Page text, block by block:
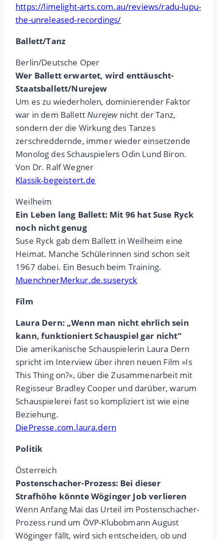
https://limelight-arts.com.au/reviews/radu-lupu-
the-unreleased-recordings/
Ballett/Tanz
Berlin/Deutsche Oper
Wer Ballett erwartet, wird enttäuscht-
Staatsballett/Nurejew
Um es zu wiederholen, dominierender Faktor
war in dem BallettNurejewnicht der Tanz,
sondern der die Wirkung des Tanzes
zerschreddernde, immer wieder einsetzende
Monolog des Schauspielers Odin Lund Biron.
Von Dr. Ralf Wegner
Klassik-begeistert.de
Weilheim
Ein Leben lang Ballett: Mit 96 hat Suse Ryck
noch nicht genug
Suse Ryck gab dem Ballett in Weilheim eine
Heimat. Manche Schülerinnen sind schon seit
1967 dabei. Ein Besuch beim Training.
MuenchnerMerkur.de.suseryck
Film
Laura Dern: „Wenn man nicht ehrlich sein
kann, funktioniert Schauspiel gar nicht“
Die amerikanische Schauspielerin Laura Dern
spricht im Interview über ihren neuen Film »Is
This Thing on?«, über die Zusammenarbeit mit
Regisseur Bradley Cooper und darüber, warum
Schauspielerei fast so kompliziert ist wie eine
Beziehung.
DiePresse.com.laura.dern
Politik
Österreich
Postenschacher-Prozess: Bei dieser
Strafhöhe könnte Wöginger Job verlieren
Wenn Anfang Mai das Urteil im Postenschacher-
Prozess rund um ÖVP-Klubobmann August
Wöginger fällt, wird sich entscheiden, ob und